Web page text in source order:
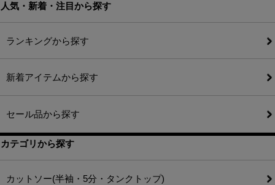
人気・新着・注目から探す
ランキングから探す
新着アイテムから探す
セール品から探す
カテゴリから探す
カットソー(半袖・5分・タンクトップ)